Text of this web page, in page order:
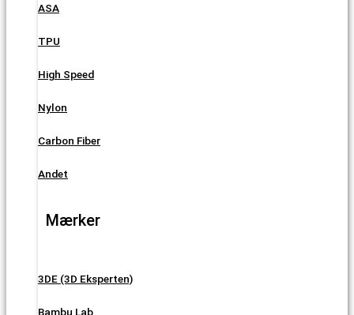
ASA
TPU
High Speed
Nylon
Carbon Fiber
Andet
Mærker
3DE (3D Eksperten)
Bambu Lab